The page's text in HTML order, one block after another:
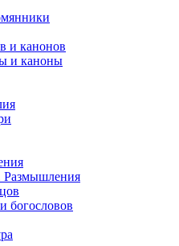
и канонов
и каноны
Размышления
богословов